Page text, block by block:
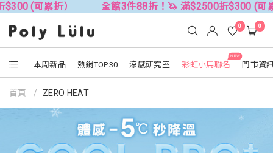
(可累折） 全館3件88折！🦄 滿$2500折$300 (可
本周新品 熱銷TOP30 涼感研究室
NEW
彩虹小馬聯名 門市資
0 0
首頁 ZERO HEAT